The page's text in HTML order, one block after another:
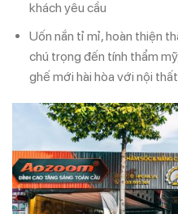
khách yêu cầu
Uốn nắn tỉ mỉ, hoàn thiện
chú trọng đến tính thẩm
ghế mới hài hòa với nội